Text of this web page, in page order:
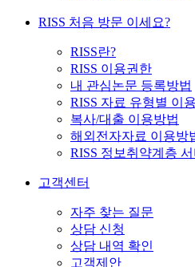
RISS 처음 방문 이세요?
RISS란?
RISS 이용권한
내 관심논문 등록방법
RISS 자료 유형별 이
복사/대출 이용방법
해외전자자료 이용방
RISS 정보취약계층
고객센터
자주 찾는 질문
상담 신청
상담 내역 확인
고객제안